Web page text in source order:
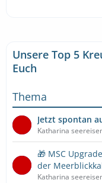
Unsere Top 5
Euch
Thema
Jetzt spontan
Katharina
🎁 MSC
der
Katharina